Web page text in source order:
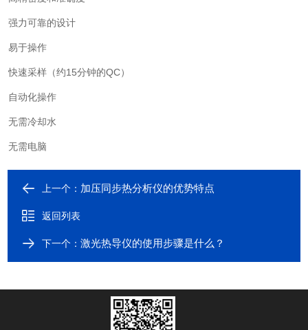
强力可靠的设计
易于操作
快速采样（约15分钟的QC）
自动化操作
无需冷却水
无需电脑
上一个： 加压同步热分析仪的优势特点
返回列表
下一个：激光热导仪的使用步骤是什么？